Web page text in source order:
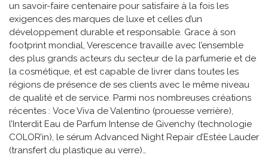
un savoir-faire centenaire pour satisfaire à la fois les
exigences des marques de luxe et celles d’un
développement durable et responsable. Grace à son
footprint mondial, Verescence travaille avec l’ensemble
des plus grands acteurs du secteur de la parfumerie et de
la cosmétique, et est capable de livrer dans toutes les
régions de présence de ses clients avec le même niveau
de qualité et de service. Parmi nos nombreuses créations
récentes : Voce Viva de Valentino (prouesse verrière),
l’Interdit Eau de Parfum Intense de Givenchy (technologie
COLOR’in), le sérum Advanced Night Repair d’Estée Lauder
(transfert du plastique au verre)…